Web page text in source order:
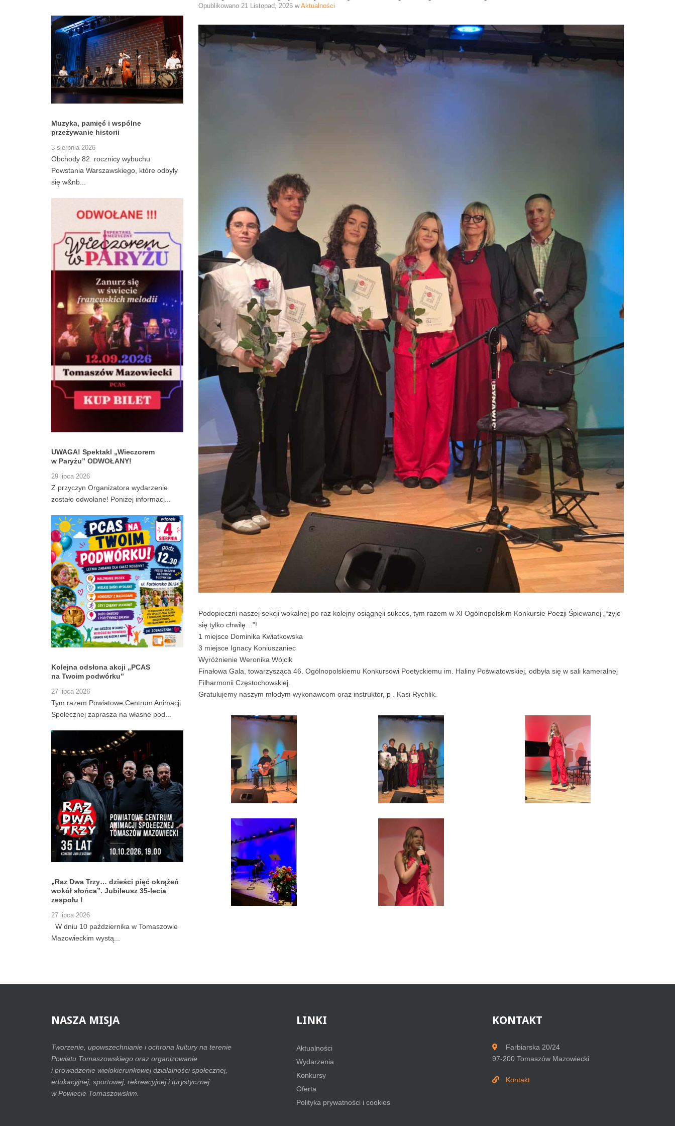
Opublikowano 21 Listopad, 2025 wAktualności
Podopieczni naszej sekcji wokalnej po raz kolejny osiągnęli sukces, tym razem w XI Ogólnopolskim Konkursie Poezji Śpiewanej „*żyje
się tylko chwilę…”!
1 miejsce Dominika Kwiatkowska
3 miejsce Ignacy Koniuszaniec
Wyróżnienie Weronika Wójcik
Finałowa Gala, towarzysząca 46. Ogólnopolskiemu Konkursowi Poetyckiemu im. Haliny Poświatowskiej, odbyła się w sali kameralnej
Filharmonii Częstochowskiej.
Gratulujemy naszym młodym wykonawcom oraz instruktor, p . Kasi Rychlik.
Muzyka, pamięć i wspólne
przeżywanie historii
3 sierpnia 2026
Obchody 82. rocznicy wybuchu
Powstania Warszawskiego, które odbyły
się w&nb...
UWAGA! Spektakl „Wieczorem
w Paryżu” ODWOŁANY!
29 lipca 2026
Z przyczyn Organizatora wydarzenie
zostało odwołane! Poniżej informacj...
Kolejna odsłona akcji „PCAS
na Twoim podwórku”
27 lipca 2026
Tym razem Powiatowe Centrum Animacji
Społecznej zaprasza na własne pod...
„Raz Dwa Trzy… dzieści pięć okrążeń
wokół słońca”. Jubileusz 35-lecia
zespołu !
27 lipca 2026
W dniu 10 października w Tomaszowie
Mazowieckim wystą...
NASZA MISJA
Tworzenie, upowszechnianie i ochrona kultury na terenie
Powiatu Tomaszowskiego oraz organizowanie
i prowadzenie wielokierunkowej działalności społecznej,
edukacyjnej, sportowej, rekreacyjnej i turystycznej
w Powiecie Tomaszowskim.
LINKI
Aktualności
Wydarzenia
Konkursy
Oferta
Polityka prywatności i cookies
KONTAKT
Farbiarska 20/24
97-200 Tomaszów Mazowiecki
Kontakt